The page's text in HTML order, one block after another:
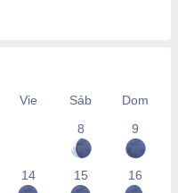
Vie Sáb
Dom
8
9
14 15 16